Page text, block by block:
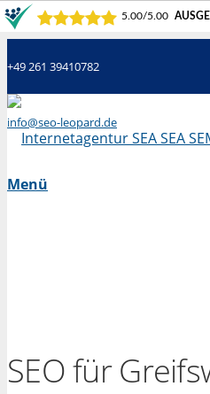
+49 261 39410782
info@seo-leopard.de
Menü
SEO für